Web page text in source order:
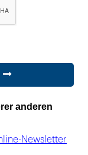
anderen
Newsletter